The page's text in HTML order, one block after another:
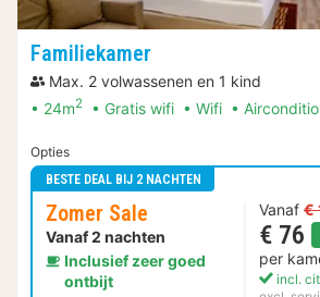
Familiekamer
Max. 2 volwassenen en 1 kind
24m2 Gratis wifi Wifi
Opties
BESTE DEAL BIJ 2 NACHTEN
Zomer Sale
Vanaf 2 nachten
Inclusief zeer goed
ontbijt
Vanaf €
€ 76
per
incl.